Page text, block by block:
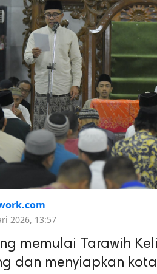
2026, 13:57
memulai Tarawih
dan menyiapkan